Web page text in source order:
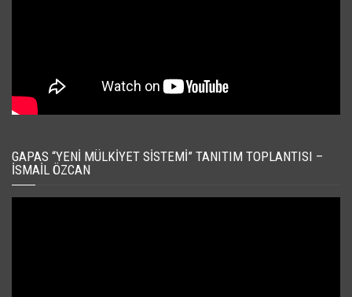
GAPAS “YENI MÜLKIYET SISTEMI” TANITIM TOPLANTISI –
İSMAIL ÖZCAN